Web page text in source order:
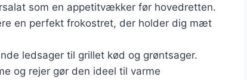
som en appetitvækker før hovedretten.
en perfekt frokostret, der holder dig mæt
ledsager til grillet kød og grøntsager.
og rejer gør den ideel til varme